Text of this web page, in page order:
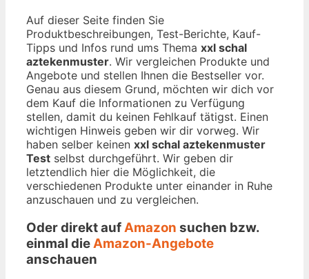
Auf dieser Seite finden Sie
Produktbeschreibungen, Test-Berichte, Kauf-
Tipps und Infos rund ums Thema xxl schal
aztekenmuster. Wir vergleichen Produkte und
Angebote und stellen Ihnen die Bestseller vor.
Genau aus diesem Grund, möchten wir dich vor
dem Kauf die Informationen zu Verfügung
stellen, damit du keinen Fehlkauf tätigst. Einen
wichtigen Hinweis geben wir dir vorweg. Wir
haben selber keinen xxl schal aztekenmuster
Test selbst durchgeführt. Wir geben dir
letztendlich hier die Möglichkeit, die
verschiedenen Produkte unter einander in Ruhe
anzuschauen und zu vergleichen.
Oder direkt aufAmazon suchen bzw.
einmal dieAmazon-Angebote
anschauen